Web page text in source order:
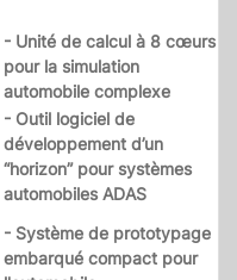
- Unité de calcul à 8 cœurs
pour la simulation
automobile complexe
- Outil logiciel de
développement d’un
“horizon” pour systèmes
automobiles ADAS
- Système de prototypage
embarqué compact pour